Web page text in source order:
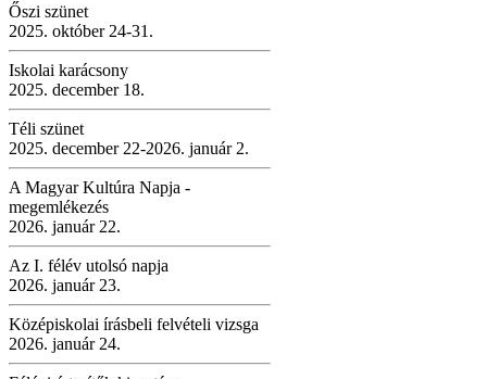
Őszi szünet
2025. október 24-31.
Iskolai karácsony
2025. december 18.
Téli szünet
2025. december 22-2026. január 2.
A Magyar Kultúra Napja -
megemlékezés
2026. január 22.
Az I. félév utolsó napja
2026. január 23.
Középiskolai írásbeli felvételi vizsga
2026. január 24.